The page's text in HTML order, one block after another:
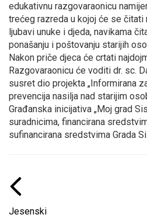
edukativnu razgovaraonicu
trećeg razreda u kojoj će se čitati
ljubavi unuke i djeda, navikama
ponašanju i poštovanju starijih
Nakon priče djeca će crtati
Razgovaraonicu će voditi dr. sc.
susret dio projekta „Informirana
prevencija nasilja nad starijim
Građanska inicijativa „Moj grad
suradnicima, financirana
sufinancirana sredstvima Grada
Jesenski